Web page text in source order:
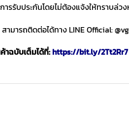
รรับประกันโดยไม่ต้องแจ้งให้ทราบล่ว
ารถติดต่อได้ทาง LINE Official:
าฉบับเต็มได้ที่:https://bit.ly/2Tt2Rr7